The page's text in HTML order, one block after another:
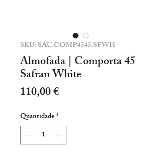
SKU: SAU.COMP4545.SFWH
Almofada | Comporta 45
Safran White
110,00 €Preço
Quantidade*